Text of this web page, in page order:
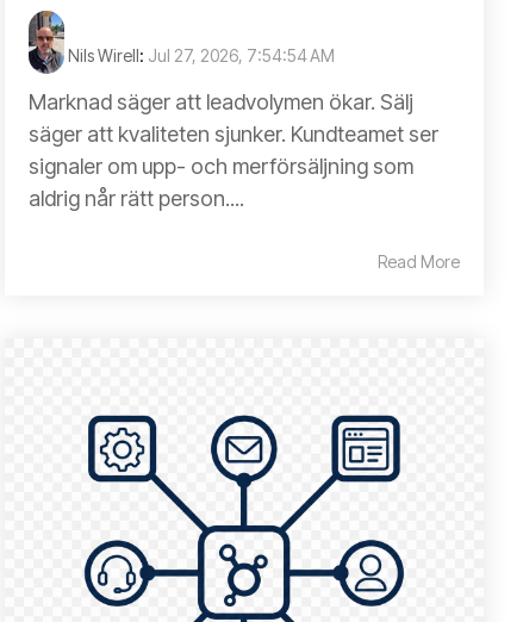
Nils Wirell: Jul 27, 2026, 7:54:54 AM
Marknad säger att leadvolymen ökar. Sälj
säger att kvaliteten sjunker. Kundteamet ser
signaler om upp- och merförsäljning som
aldrig når rätt person....
Read More